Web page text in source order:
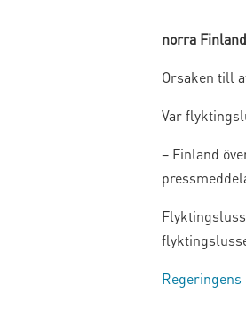
norra
Orsaken till
Var
– Finland